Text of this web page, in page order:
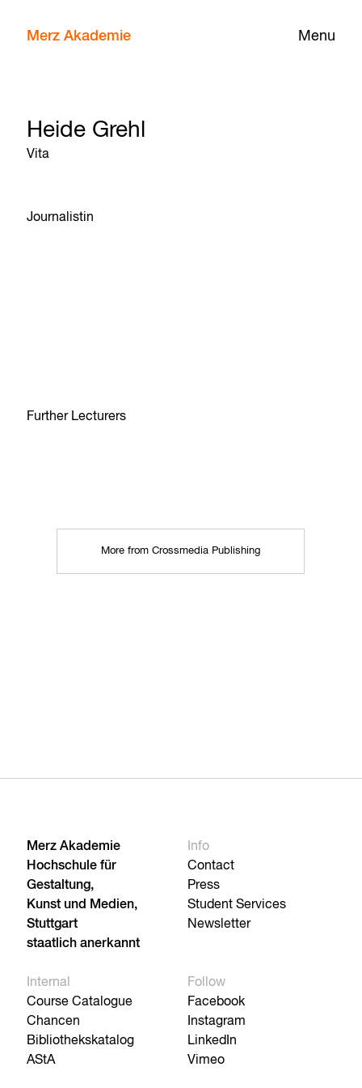
Menu
Merz Akademie
Heide Grehl
Vita
Journalistin
Further Lecturers
More from Crossmedia Publishing
Merz Akademie
Hochschule für
Gestaltung,
Kunst und Medien,
Stuttgart
staatlich anerkannt
Info
Contact
Press
Student Services
Newsletter
Internal
Course Catalogue
Chancen
Bibliothekskatalog
AStA
Follow
Facebook
Instagram
LinkedIn
Vimeo